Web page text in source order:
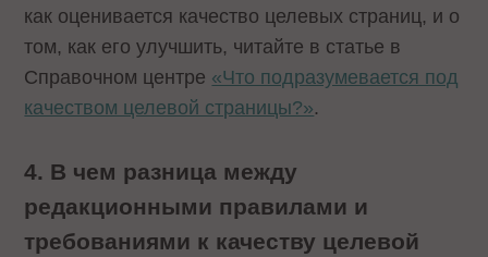
как оценивается качество целевых страниц, и о
том, как его улучшить, читайте в статье в
Справочном центре «Что подразумевается под
качеством целевой страницы?».
4. В чем разница между
редакционными правилами и
требованиями к качеству целевой